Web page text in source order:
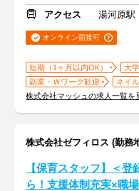
アクセス
湯河原駅
オンライン面接可
短期（1ヶ月以内OK） 大
副業・Ｗワーク歓迎
ネイ
株式会社マッシュの求人一覧を
株式会社ゼフィロス (勤務
【保育スタッフ】＜
ら！支援体制充実×職